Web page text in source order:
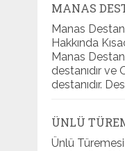
MANAS
Manas
Hakkında
Manas
destanıdır ve
destanıdır.
ÜNLÜ
Ünlü